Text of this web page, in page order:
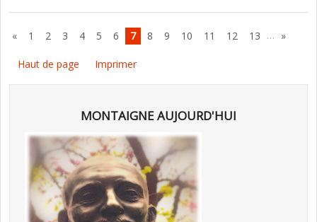
« 1 2 3 4 5 6 7 8 9 10 11 12 13 … »
Haut de page Imprimer
MONTAIGNE AUJOURD'HUI